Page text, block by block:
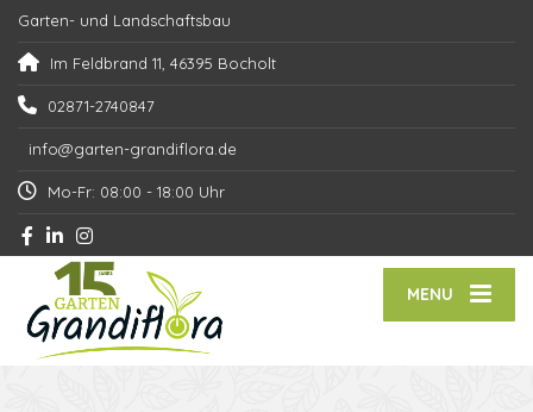
Garten- und Landschaftsbau
Im Feldbrand 11, 46395 Bocholt
02871-2740847
info@garten-grandiflora.de
Mo-Fr: 08:00 - 18:00 Uhr
MENU